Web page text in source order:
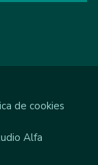
de cookies
Alfa